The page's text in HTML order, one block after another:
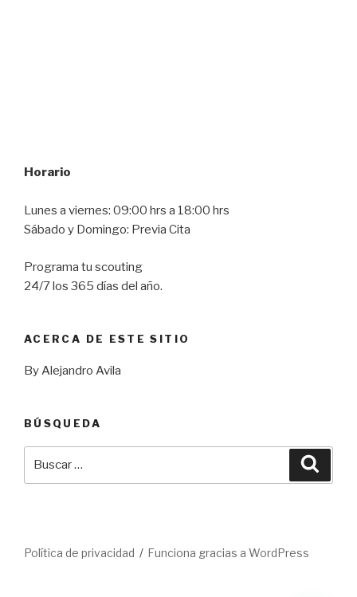
Horario
Lunes a viernes: 09:00 hrs a 18:00 hrs
Sábado y Domingo: Previa Cita
Programa tu scouting
24/7 los 365 días del año.
ACERCA DE ESTE SITIO
By Alejandro Avila
BÚSQUEDA
Política de privacidad Funciona gracias a WordPress